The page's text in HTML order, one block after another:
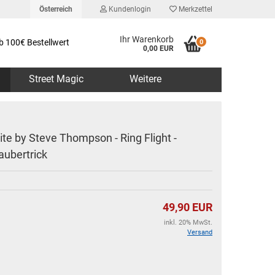
Österreich Kundenlogin Merkzettel
100€ Bestellwert Ihr Warenkorb
0,00 EUR
0
Street Magic Weitere
by Steve Thompson - Ring Flight -
49,90 EUR
inkl. 20% MwSt.
Versand